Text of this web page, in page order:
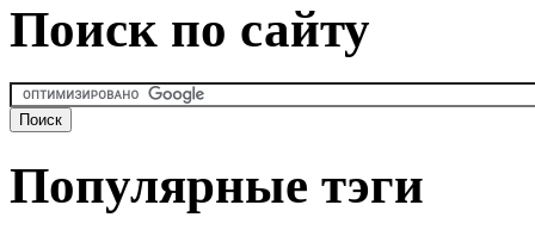
Поиск по сайту
Популярные тэги